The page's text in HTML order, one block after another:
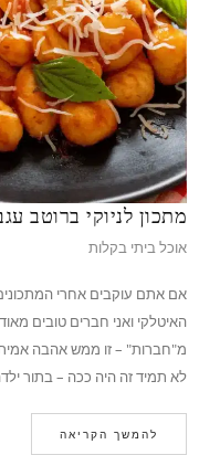
מתכון לניוקי ברוטב
אוכל ביתי בקלות
אם אתם עוקבים אחרי
האיטלקי ואני חברים טובים
מ"חברות" – זו ממש אהבה
לא תמיד זה היה ככה – בתור
להמשך הקריאה